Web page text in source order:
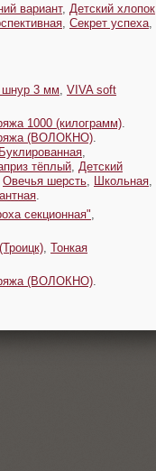
вариант, Детский хлопок
Секрет успеха
шнур 3 мм VIVA soft
1000 (килограмм)
(ВОЛОКНО)
Буклированная
тёплый Детский
Овечья шерсть Школьная
секционная"
Тонкая
(ВОЛОКНО)